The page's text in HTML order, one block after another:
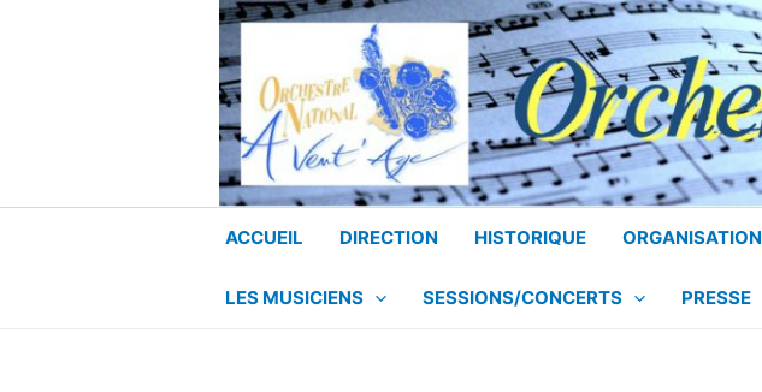
ACCUEIL DIRECTION HISTORIQUE ORGANISATION
LES MUSICIENS SESSIONS/CONCERTS PRESSE